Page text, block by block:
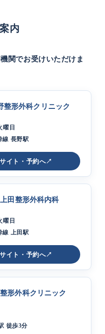
内
関でお受けいただけま
整形外科クリニック
曜日
線 長野駅
イト・予約へ↗
田整形外科内科
曜日
線 上田駅
イト・予約へ↗
形外科クリニック
徒歩3分